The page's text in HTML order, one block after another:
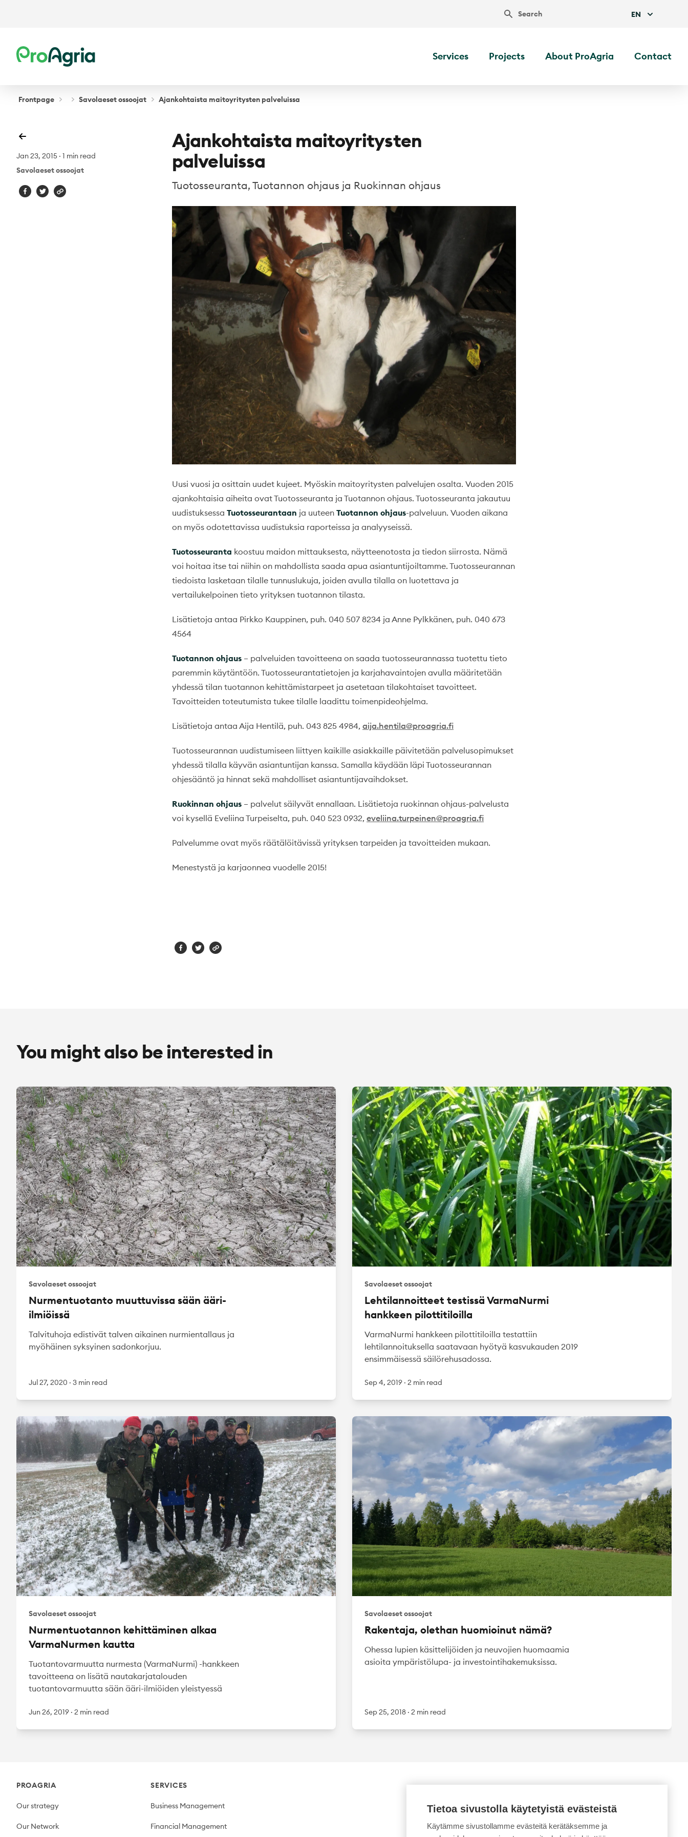
Search EN
ProAgria Services Projects About ProAgria Contact
Frontpage Savolaeset ossoojat Ajankohtaista maitoyritysten palveluissa
Jan 23, 2015 · 1 min read
Savolaeset ossoojat
Ajankohtaista maitoyritysten
palveluissa
Tuotosseuranta, Tuotannon ohjaus ja Ruokinnan ohjaus
Uusi vuosi ja osittain uudet kujeet. Myöskin maitoyritysten palvelujen osalta. Vuoden 2015
ajankohtaisia aiheita ovat Tuotosseuranta ja Tuotannon ohjaus. Tuotosseuranta jakautuu
uudistuksessa Tuotosseurantaan ja uuteen Tuotannon ohjaus-palveluun. Vuoden aikana
on myös odotettavissa uudistuksia raporteissa ja analyyseissä.
Tuotosseuranta koostuu maidon mittauksesta, näytteenotosta ja tiedon siirrosta. Nämä
voi hoitaa itse tai niihin on mahdollista saada apua asiantuntijoiltamme. Tuotosseurannan
tiedoista lasketaan tilalle tunnuslukuja, joiden avulla tilalla on luotettava ja
vertailukelpoinen tieto yrityksen tuotannon tilasta.
Lisätietoja antaa Pirkko Kauppinen, puh. 040 507 8234 ja Anne Pylkkänen, puh. 040 673
4564
Tuotannon ohjaus – palveluiden tavoitteena on saada tuotosseurannassa tuotettu tieto
paremmin käytäntöön. Tuotosseurantatietojen ja karjahavaintojen avulla määritetään
yhdessä tilan tuotannon kehittämistarpeet ja asetetaan tilakohtaiset tavoitteet.
Tavoitteiden toteutumista tukee tilalle laadittu toimenpideohjelma.
Lisätietoja antaa Aija Hentilä, puh. 043 825 4984, aija.hentila@proagria.fi
Tuotosseurannan uudistumiseen liittyen kaikille asiakkaille päivitetään palvelusopimukset
yhdessä tilalla käyvän asiantuntijan kanssa. Samalla käydään läpi Tuotosseurannan
ohjesääntö ja hinnat sekä mahdolliset asiantuntijavaihdokset.
Ruokinnan ohjaus – palvelut säilyvät ennallaan. Lisätietoja ruokinnan ohjaus-palvelusta
voi kysellä Eveliina Turpeiselta, puh. 040 523 0932, eveliina.turpeinen@proagria.fi
Palvelumme ovat myös räätälöitävissä yrityksen tarpeiden ja tavoitteiden mukaan.
Menestystä ja karjaonnea vuodelle 2015!
You might also be interested in
Savolaeset ossoojat
Nurmentuotanto muuttuvissa sään ääri-
ilmiöissä
Talvituhoja edistivät talven aikainen nurmientallaus ja
myöhäinen syksyinen sadonkorjuu.
Jul 27, 2020 · 3 min read
Savolaeset ossoojat
Lehtilannoitteet testissä VarmaNurmi
hankkeen pilottitiloilla
VarmaNurmi hankkeen pilottitiloilla testattiin
lehtilannoituksella saatavaan hyötyä kasvukauden 2019
ensimmäisessä säilörehusadossa.
Sep 4, 2019 · 2 min read
Savolaeset ossoojat
Nurmentuotannon kehittäminen alkaa
VarmaNurmen kautta
Tuotantovarmuutta nurmesta (VarmaNurmi) -hankkeen
tavoitteena on lisätä nautakarjatalouden
tuotantovarmuutta sään ääri-ilmiöiden yleistyessä
Jun 26, 2019 · 2 min read
Savolaeset ossoojat
Rakentaja, olethan huomioinut nämä?
Ohessa lupien käsittelijöiden ja neuvojien huomaamia
asioita ympäristölupa- ja investointihakemuksissa.
Sep 25, 2018 · 2 min read
PROAGRIA
Our strategy
Our Network
SERVICES
Business Management
Financial Management
Tietoa sivustolla käytetyistä evästeistä
Käytämme sivustollamme evästeitä kerätäksemme ja